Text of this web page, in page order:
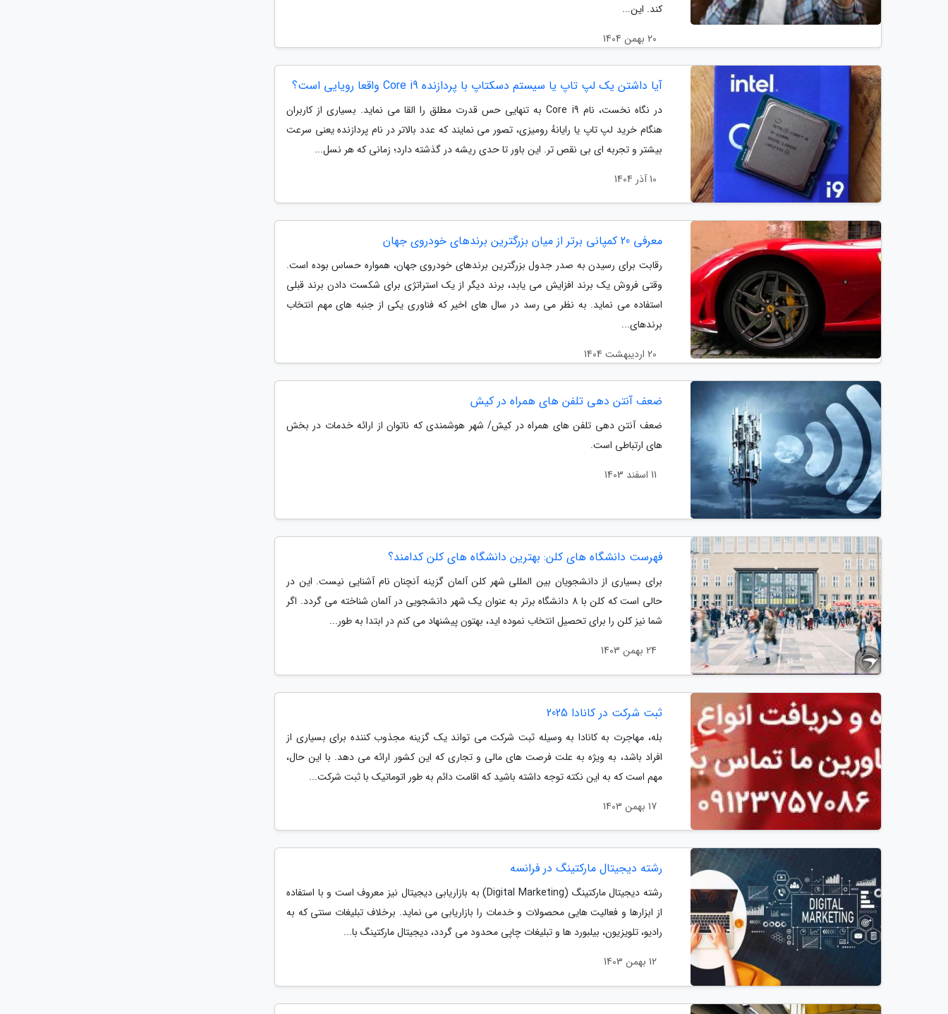
کند. این...
20 بهمن 1404
آیا داشتن یک لپ تاپ یا سیستم دسکتاپ با پردازنده Core i9 واقعا رویایی است؟
در نگاه نخست، نام Core i9 به تنهایی حس قدرت مطلق را القا می نماید. بسیاری از کاربران
هنگام خرید لپ تاپ یا رایانهٔ رومیزی، تصور می نمایند که عدد بالاتر در نام پردازنده یعنی سرعت
بیشتر و تجربه ای بی نقص تر. این باور تا حدی ریشه در گذشته دارد؛ زمانی که هر نسل...
10 آذر 1404
معرفی 20 کمپانی برتر از میان بزرگترین برندهای خودروی جهان
رقابت برای رسیدن به صدر جدول بزرگترین برندهای خودروی جهان، همواره حساس بوده است.
وقتی فروش یک برند افزایش می یابد، برند دیگر از یک استراتژی برای شکست دادن برند قبلی
استفاده می نماید. به نظر می رسد در سال های اخیر که فناوری یکی از جنبه های مهم انتخاب
برندهای...
20 اردیبهشت 1404
ضعف آنتن دهی تلفن های همراه در کیش
ضعف آنتن دهی تلفن های همراه در کیش/ شهر هوشمندی که ناتوان از ارائه خدمات در بخش
های ارتباطی است.
11 اسفند 1403
فهرست دانشگاه های کلن: بهترین دانشگاه های کلن کدامند؟
برای بسیاری از دانشجویان بین المللی شهر کلن آلمان گزینه آنچنان نام آشنایی نیست. این در
حالی است که کلن با 8 دانشگاه برتر به عنوان یک شهر دانشجویی در آلمان شناخته می گردد. اگر
شما نیز کلن را برای تحصیل انتخاب نموده اید، بهتون پیشنهاد می کنم در ابتدا به طور...
24 بهمن 1403
ثبت شرکت در کانادا 2025
بله، مهاجرت به کانادا به وسیله ثبت شرکت می تواند یک گزینه مجذوب کننده برای بسیاری از
افراد باشد، به ویژه به علت فرصت های مالی و تجاری که این کشور ارائه می دهد. با این حال،
مهم است که به این نکته توجه داشته باشید که اقامت دائم به طور اتوماتیک با ثبت شرکت...
17 بهمن 1403
رشته دیجیتال مارکتینگ در فرانسه
رشته دیجیتال مارکتینگ (Digital Marketing) به بازاریابی دیجیتال نیز معروف است و با استفاده
از ابزارها و فعالیت هایی محصولات و خدمات را بازاریابی می نماید. برخلاف تبلیغات سنتی که به
رادیو، تلویزیون، بیلبورد ها و تبلیغات چاپی محدود می گردد، دیجیتال مارکتینگ با...
12 بهمن 1403